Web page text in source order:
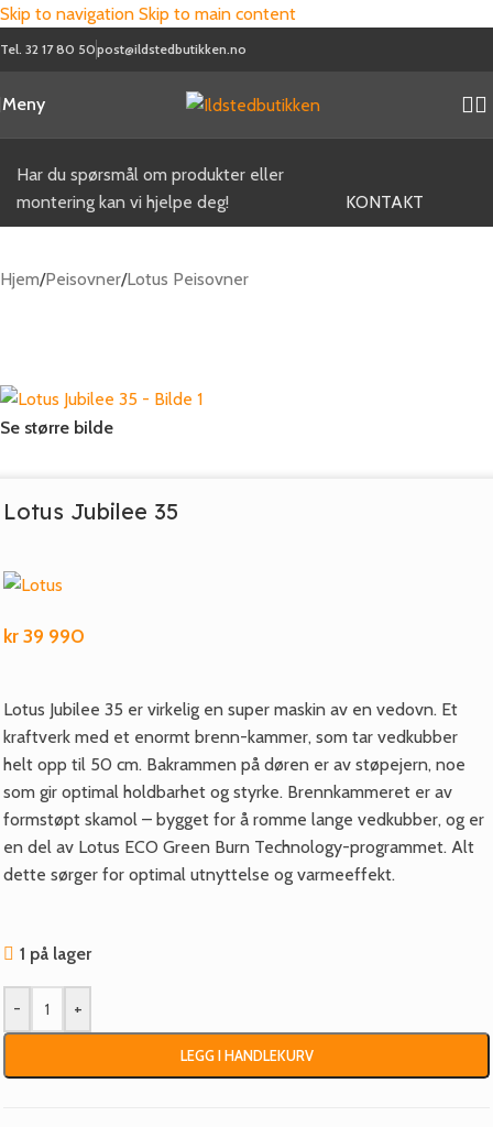
Skip to navigation Skip to main content
Tel. 32 17 80 50post@ildstedbutikken.no
Meny
Har du spørsmål om produkter eller
montering kan vi hjelpe deg!
KONTAKT
Hjem/Peisovner/Lotus Peisovner
Se større bilde
Lotus Jubilee 35
kr39 990
Lotus Jubilee 35 er virkelig en super maskin av en vedovn. Et
kraftverk med et enormt brenn-kammer, som tar vedkubber
helt opp til 50 cm. Bakrammen på døren er av støpejern, noe
som gir optimal holdbarhet og styrke. Brennkammeret er av
formstøpt skamol – bygget for å romme lange vedkubber, og er
en del av Lotus ECO Green Burn Technology-programmet. Alt
dette sørger for optimal utnyttelse og varmeeffekt.
1 på lager
- +
LEGG I HANDLEKURV